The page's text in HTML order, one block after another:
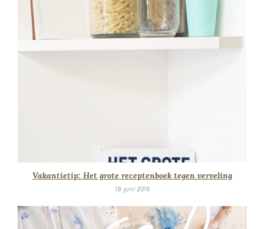
Vakantietip: Het grote receptenboek tegen verveling
18 juni 2016